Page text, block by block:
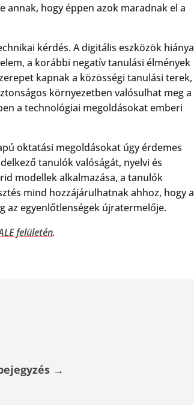
hogy éppen azok maradnak el a
kérdés. A digitális eszközök hiánya
a korábbi negatív tanulási élmények
kapnak a közösségi tanulási terek,
környezetben valósulhat meg a
a technológiai megoldásokat emberi
oktatási megoldásokat úgy érdemes
tanulók valóságát, nyelvi és
modellek alkalmazása, a tanulók
mind hozzájárulhatnak ahhoz, hogy a
az egyenlőtlenségek újratermelője.
felületén.
→